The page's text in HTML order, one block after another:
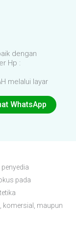
dengan
Hp :
melalui layar
WhatsApp
pada
komersial, maupun